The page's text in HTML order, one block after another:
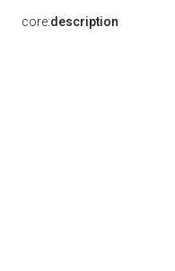
core:description